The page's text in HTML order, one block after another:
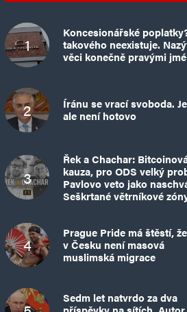
Koncesionářské
takového neexistuje.
věci konečně pravými
Íránu se vrací svoboda.
ale není hotovo
Řek a Chachar:
kauza, pro ODS velký
Pavlovo veto jako
Seškrtané větrníkové
Prague Pride má štěstí, že
v Česku není masová
muslimská migrace
Sedm let natvrdo za dva